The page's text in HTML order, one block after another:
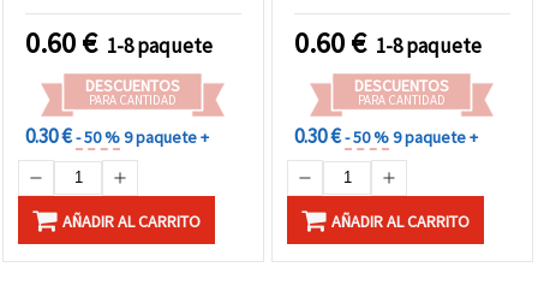
0.60€ 1-8 paquete
DESCUENTOS
PARA CANTIDAD
0.30 €- 50 %9 paquete +
AÑADIR AL CARRITO
0.60€ 1-8 paquete
DESCUENTOS
PARA CANTIDAD
0.30 €- 50 %9 paquete +
AÑADIR AL CARRITO